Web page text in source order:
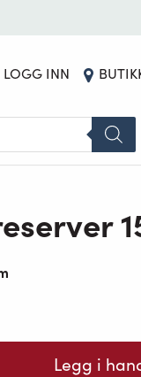
LOGG INN
Legg i